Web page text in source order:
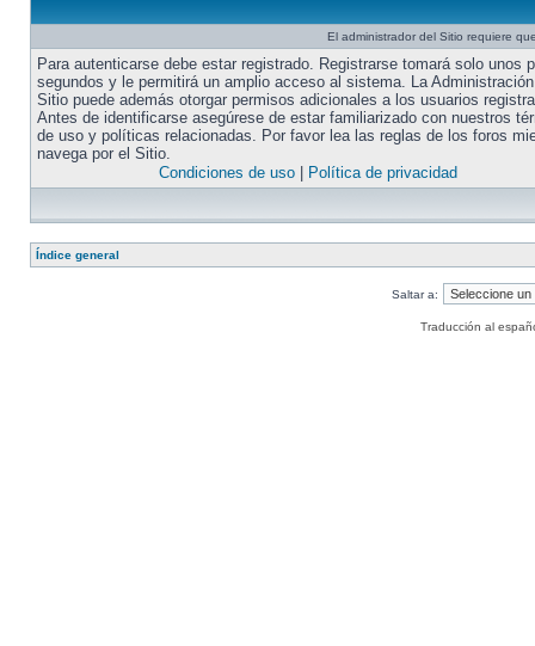
El administrador del Sitio requiere
Para autenticarse debe estar registrado. Registrarse tomará solo unos
segundos y le permitirá un amplio acceso al sistema. La
Sitio puede además otorgar permisos adicionales a los usuarios
Antes de identificarse asegúrese de estar familiarizado con nuestros
de uso y políticas relacionadas. Por favor lea las reglas de los foros
navega por el Sitio.
Condiciones de uso| Política de privacidad
Índice general
Saltar a:
Traducción al